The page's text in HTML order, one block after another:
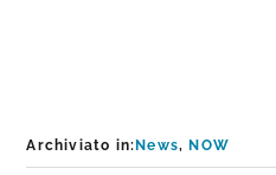
Archiviato in: News, NOW